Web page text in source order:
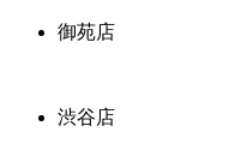
御苑店
渋谷店